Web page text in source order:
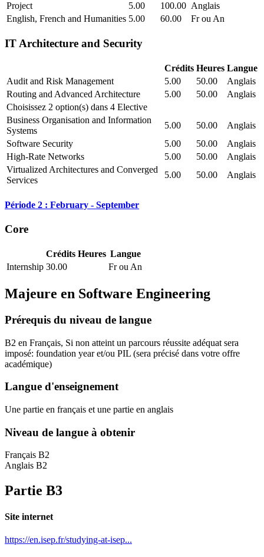
Project
5.00 100.00 Anglais
English, French and Humanities 5.00 60.00 Fr ou An
IT Architecture and Security
Crédits Heures Langue
Audit and Risk Management
5.00 50.00
Anglais
Routing and Advanced Architecture
5.00 50.00
Anglais
Choisissez 2 option(s) dans 4 Elective
Business Organisation and Information
Systems
5.00 50.00
Anglais
Software Security
5.00 50.00
Anglais
High-Rate Networks
5.00 50.00
Anglais
Virtualized Architectures and Converged
Services
5.00 50.00 Anglais
Période 2 : February - September
Core
Crédits Heures Langue
Internship 30.00 Fr ou An
Majeure en Software Engineering
Prérequis du niveau de langue
B2 en Français, Si non atteint un parcours réussite adéquat sera
imposé: foundation year et/ou PIL (sera précisé dans votre offre
académique)
Langue d'enseignement
Une partie en français et une partie en anglais
Niveau de langue à obtenir
Français B2
Anglais B2
Partie B3
Site internet
https://en.isep.fr/studying-at-isep...